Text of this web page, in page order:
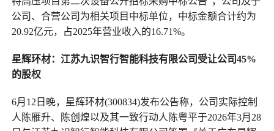
公司、合营公司为相关项目中标单位，中标金额合计约为
20.92亿元，占2025年营业收入的16.71%。
星辉环材：江苏九识智行智能科技有限公司受让公司45%
的股权
6月12日晚，星辉环材(300834)发布公告称，公司实际控制
人陈雁升、陈创煌以及其一致行动人陈粤平于2026年3月28